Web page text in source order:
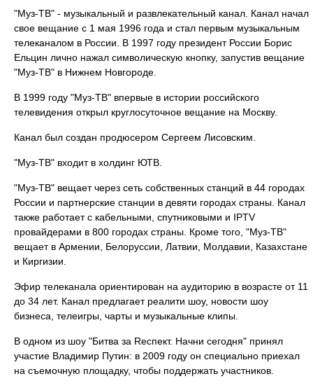
"Муз-ТВ" - музыкальный и развлекательный канал. Канал начал
свое вещание с 1 мая 1996 года и стал первым музыкальным
телеканалом в России. В 1997 году президент России Борис
Ельцин лично нажал символическую кнопку, запустив вещание
"Муз-ТВ" в Нижнем Новгороде.
В 1999 году "Муз-ТВ" впервые в истории российского
телевидения открыл круглосуточное вещание на Москву.
Канал был создан продюсером Сергеем Лисовским.
"Муз-ТВ" входит в холдинг ЮТВ.
"Муз-ТВ" вещает через сеть собственных станций в 44 городах
России и партнерские станции в девяти городах страны. Канал
также работает с кабельными, спутниковыми и IPTV
провайдерами в 800 городах страны. Кроме того, "Муз-ТВ"
вещает в Армении, Белоруссии, Латвии, Молдавии, Казахстане
и Киргизии.
Эфир телеканала ориентирован на аудиторию в возрасте от 11
до 34 лет. Канал предлагает реалити шоу, новости шоу
бизнеса, телеигры, чарты и музыкальные клипы.
В одном из шоу "Битва за Rеспект. Начни сегодня" принял
участие Владимир Путин: в 2009 году он специально приехал
на съемочную площадку, чтобы поддержать участников.